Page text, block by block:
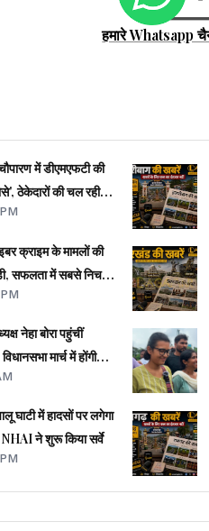
हमारे Whatsapp
में डीएमएफटी की
ठेकेदारों की चल रही
सफलता में सबसे निचले
मार्च में होंगी
में हादसों पर लगेगा
ने शुरू किया सर्वे